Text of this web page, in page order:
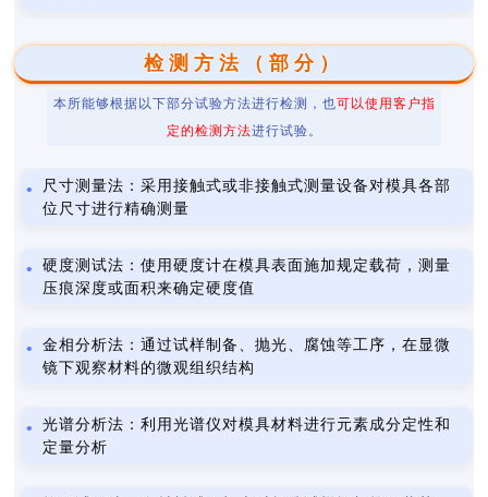
检测方法（部分）
本所能够根据以下部分试验方法进行检测，也可以使用客户指
定的检测方法进行试验。
尺寸测量法：采用接触式或非接触式测量设备对模具各部
位尺寸进行精确测量
硬度测试法：使用硬度计在模具表面施加规定载荷，测量
压痕深度或面积来确定硬度值
金相分析法：通过试样制备、抛光、腐蚀等工序，在显微
镜下观察材料的微观组织结构
光谱分析法：利用光谱仪对模具材料进行元素成分定性和
定量分析